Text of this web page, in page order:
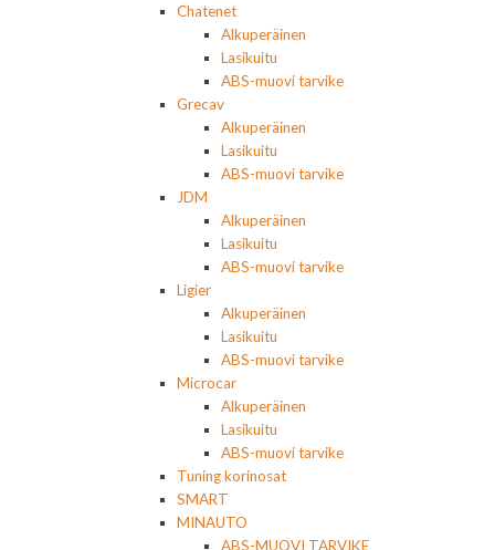
Chatenet
Alkuperäinen
Lasikuitu
ABS-muovi tarvike
Grecav
Alkuperäinen
Lasikuitu
ABS-muovi tarvike
JDM
Alkuperäinen
Lasikuitu
ABS-muovi tarvike
Ligier
Alkuperäinen
Lasikuitu
ABS-muovi tarvike
Microcar
Alkuperäinen
Lasikuitu
ABS-muovi tarvike
Tuning korinosat
SMART
MINAUTO
ABS-MUOVI TARVIKE